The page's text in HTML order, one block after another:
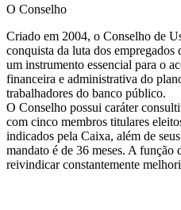
O Conselho
Criado em 2004, o Conselho de
conquista da luta dos
um instrumento essencial para o
financeira e administrativa do
trabalhadores do banco público.
O Conselho possui caráter
com cinco membros titulares
indicados pela Caixa, além de
mandato é de 36 meses. A função
reivindicar constantemente